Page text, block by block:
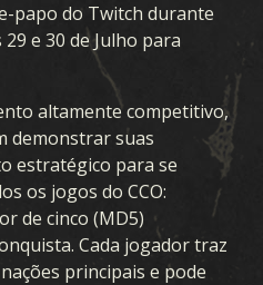
papo do Twitch durante
e 30 de Julho para
altamente competitivo,
demonstrar suas
estratégico para se
os jogos do CCO:
de cinco (MD5)
Cada jogador traz
principais e pode